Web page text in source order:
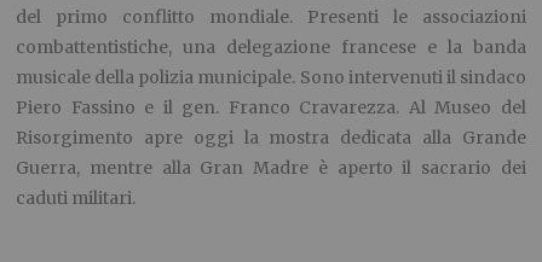
del primo conflitto mondiale. Presenti le associazioni
combattentistiche, una delegazione francese e la banda
musicale della polizia municipale. Sono intervenuti il sindaco
Piero Fassino e il gen. Franco Cravarezza. Al Museo del
Risorgimento apre oggi la mostra dedicata alla Grande
Guerra, mentre alla Gran Madre è aperto il sacrario dei
caduti militari.